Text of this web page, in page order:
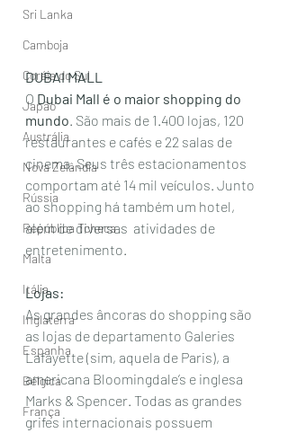
Sri Lanka
Camboja
Coréia do Sul
Japão
Austrália
Nova Zelândia
Rússia
República Tcheca
Malta
Itália
Inglaterra
Espanha
Bélgica
França
DUBAI MALL
O Dubai Mall é o maior shopping do
mundo. São mais de 1.400 lojas, 120
restaurantes e cafés e 22 salas de
cinema. Seus três estacionamentos
comportam até 14 mil veículos. Junto
ao shopping há também um hotel,
além de diversas  atividades de
entretenimento.
Lojas:
As grandes âncoras do shopping são
as lojas de departamento Galeries
Lafayette (sim, aquela de Paris), a
americana Bloomingdale’s e inglesa
Marks & Spencer. Todas as grandes
grifes internacionais possuem